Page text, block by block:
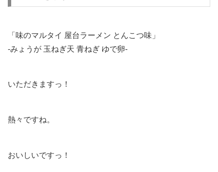
「味のマルタイ 屋台ラーメン とんこつ味」
-みょうが 玉ねぎ天 青ねぎ ゆで卵-
いただきますっ！
熱々ですね。
おいしいですっ！